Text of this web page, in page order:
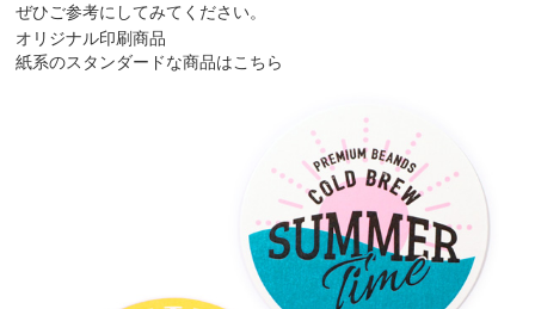
ぜひご参考にしてみてください。
オリジナル印刷商品
紙系のスタンダードな商品はこちら